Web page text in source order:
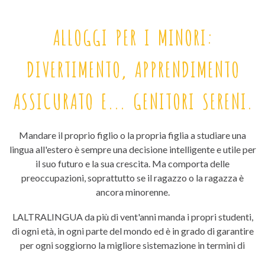
ALLOGGI PER I MINORI:
DIVERTIMENTO, APPRENDIMENTO
ASSICURATO E... GENITORI SERENI.
Mandare il proprio figlio o la propria figlia a studiare una
lingua all'estero è sempre una decisione intelligente e utile per
il suo futuro e la sua crescita. Ma comporta delle
preoccupazioni, soprattutto se il ragazzo o la ragazza è
ancora minorenne.
LALTRALINGUA da più di vent'anni manda i propri studenti,
di ogni età, in ogni parte del mondo ed è in grado di garantire
per ogni soggiorno la migliore sistemazione in termini di